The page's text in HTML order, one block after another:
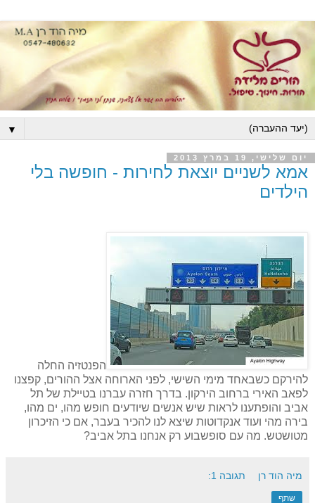
▼
יום שלישי, 19 במרץ 2013
אמא לשניים יוצאת לחירות - חופשה בלי
הילדים
הפנטזיה החלה
להירקם כשבאחד מימי השישי, לפני הארוחה אצל ההורים, קפצנו
לפאב האירי ברחוב הירקון. בדרך חזרה עברנו בטיילת של תל
אביב והופתענו לראות שיש אנשים שיודעים חופש מהו, ים מהו,
בירה מהי ועוד אנקדוטות שיצא לנו להכיר בעבר, אם כי הזיכרון
מטושטש. מה עם סופשבוע רק אנחנו בתל אביב?
מיה הוד רן תגובה 1:
שתף